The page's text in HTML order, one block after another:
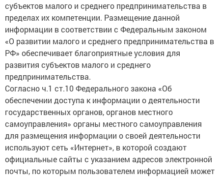
субъектов малого и среднего предпринимательства в
пределах их компетенции. Размещение данной
информации в соответствии с Федеральным законом
«О развитии малого и среднего предпринимательства в
РФ» обеспечивает благоприятные условия для
развития субъектов малого и среднего
предпринимательства.
Согласно ч.1 ст.10 Федерального закона «Об
обеспечении доступа к информации о деятельности
государственных органов, органов местного
самоуправления» органы местного самоуправления
для размещения информации о своей деятельности
используют сеть «Интернет», в которой создают
официальные сайты с указанием адресов электронной
почты, по которым пользователем информацией может